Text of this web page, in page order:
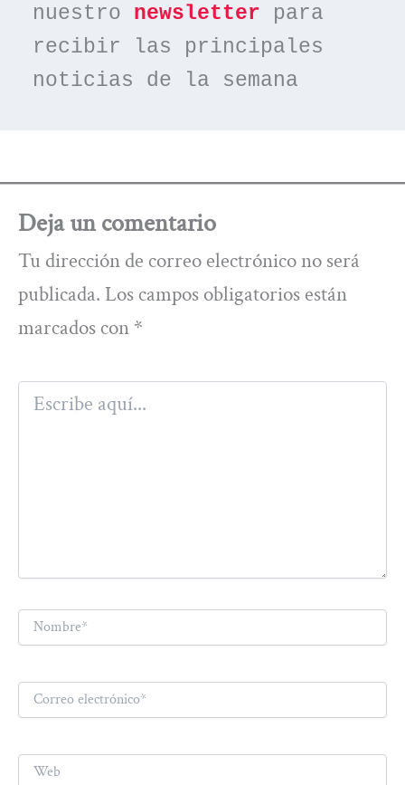
nuestro newsletter para
recibir las principales
noticias de la semana
Deja un comentario
Tu dirección de correo electrónico no será
publicada. Los campos obligatorios están
marcados con *
Escribe
aquí...
Nombre*
Correo
electrónico*
Web